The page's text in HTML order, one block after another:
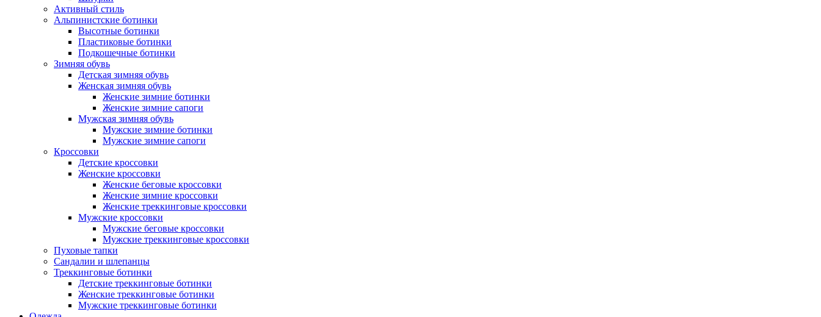
Активный стиль
Альпинистские ботинки
Высотные ботинки
Пластиковые ботинки
Подкошечные ботинки
Зимняя обувь
Детская зимняя обувь
Женская зимняя обувь
Женские зимние ботинки
Женские зимние сапоги
Мужская зимняя обувь
Мужские зимние ботинки
Мужские зимние сапоги
Кроссовки
Детские кроссовки
Женские кроссовки
Женские беговые кроссовки
Женские зимние кроссовки
Женские треккинговые кроссовки
Мужские кроссовки
Мужские беговые кроссовки
Мужские треккинговые кроссовки
Пуховые тапки
Сандалии и шлепанцы
Треккинговые ботинки
Детские треккинговые ботинки
Женские треккинговые ботинки
Мужские треккинговые ботинки